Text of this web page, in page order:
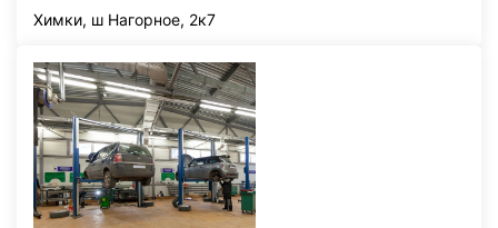
Химки, ш Нагорное, 2к7